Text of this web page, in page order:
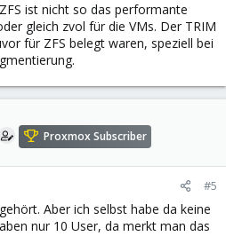
ist nicht so das performante
gleich zvol für die VMs. Der TRIM
für ZFS belegt waren, speziell bei
Proxmox Subscriber
#5
Aber ich selbst habe da keine
nur 10 User, da merkt man das